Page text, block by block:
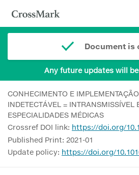
Document is
Any future updates will
CONHECIMENTO E
INDETECTÁVEL = INTRANSMISSÍVEL
ESPECIALIDADES MÉDICAS
Crossref DOI link: https://doi.org/
Published Print: 2021-01
Update policy: https://doi.org/